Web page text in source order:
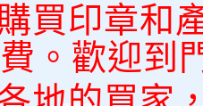
買印章和
。歡迎到